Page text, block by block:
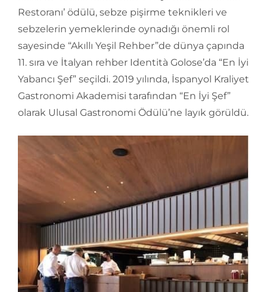
Restoranı’ ödülü, sebze pişirme teknikleri ve
sebzelerin yemeklerinde oynadığı önemli rol
sayesinde “Akıllı Yeşil Rehber”de dünya çapında
11. sıra ve İtalyan rehber Identità Golose’da “En İyi
Yabancı Şef” seçildi. 2019 yılında, İspanyol Kraliyet
Gastronomi Akademisi tarafından “En İyi Şef”
olarak Ulusal Gastronomi Ödülü’ne layık görüldü.